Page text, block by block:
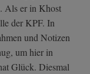
Als er in Khost
der KPF. In
und Notizen
um hier in
Glück. Diesmal